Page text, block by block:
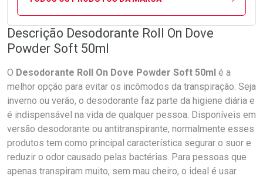
Descrição Desodorante Roll On Dove
Powder Soft 50ml
O Desodorante Roll On Dove Powder Soft 50ml é a
melhor opção para evitar os incômodos da transpiração. Seja
inverno ou verão, o desodorante faz parte da higiene diária e
é indispensável na vida de qualquer pessoa. Disponíveis em
versão desodorante ou antitranspirante, normalmente esses
produtos tem como principal característica segurar o suor e
reduzir o odor causado pelas bactérias. Para pessoas que
apenas transpiram muito, sem mau cheiro, o ideal é usar